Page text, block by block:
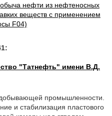
нефти из нефтеносных
веществ с применением
F04)
"Татнефть" имени В.Д.
промышленности.
и стабилизация пластового